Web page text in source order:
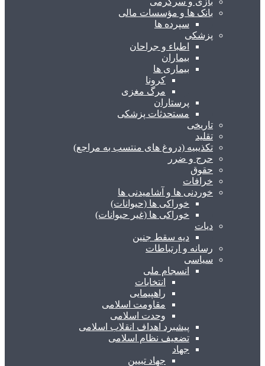
بانک ها و مؤسسات مالی
سپرده ها
پزشکی
اطباء و جراحان
بیماران
بیماری ها
کرونا
مرگ مغزی
پرستاران
مستحدثات پزشکی
تاریخی
تقلید
تکذیبیه (دروغ های منتسب به مراجع)
حرج و ضرر
حقوق
خرافات
خوردنی ها و آشامیدنی ها
خوراکی ها (حیوانات)
خوراکی ها (غیر حیوانات)
دیات
دیه سقط جنین
رسانه و ارتباطات
سیاسی
انسجام ملی
انتخابات
راهپیمایی
مقاومت اسلامی
وحدت اسلامی
پیشبرد اهداف انقلاب اسلامی
تضعیف نظام اسلامی
جهاد
جهاد تبیین